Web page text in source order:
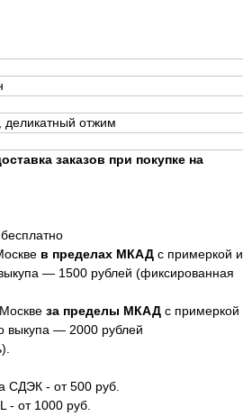
деликатный отжим
заказов при покупке на
в пределах МКАД с примеркой и
— 1500 рублей (фиксированная
за пределы МКАД с примеркой
выкупа — 2000 рублей
СДЭК - от 500 руб.
- от 1000 руб.